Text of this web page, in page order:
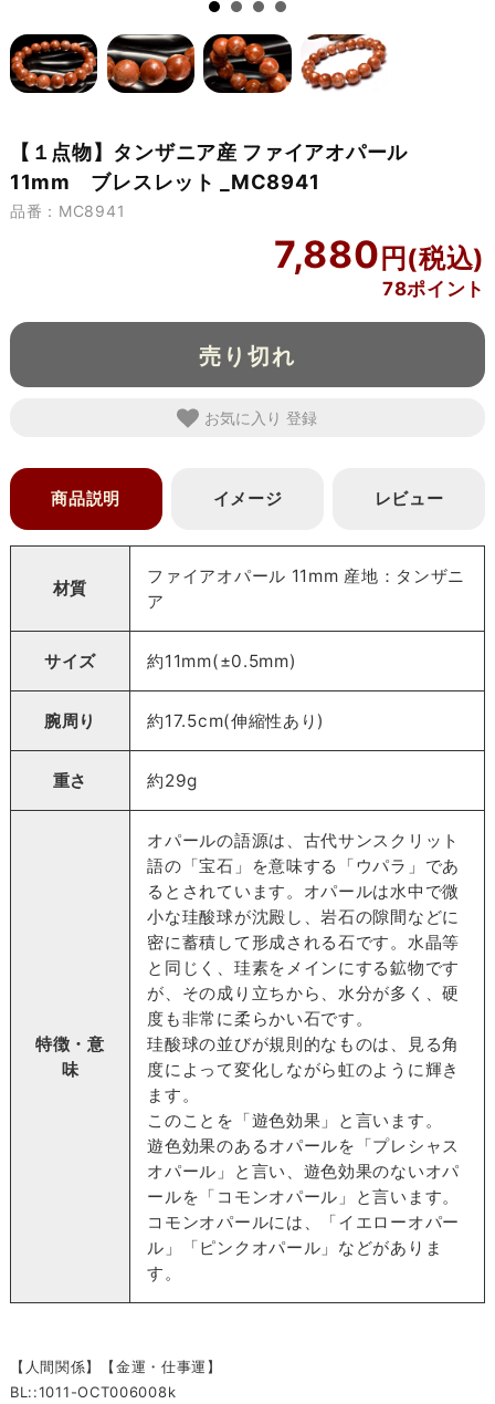
【１点物】タンザニア産 ファイアオパール
11mm ブレスレット _MC8941
品番：MC8941
7,880
78ポイント
売り切れ
お気に入り
商品説明 イメージ レビュー
材質
ファイアオパール 11mm 産地：タンザニ
ア
サイズ 約11mm(±0.5mm)
腕周り 約17.5cm(伸縮性あり)
重さ 約29g
特徴・意
味
オパールの語源は、古代サンスクリット
語の「宝石」を意味する「ウパラ」であ
るとされています。オパールは水中で微
小な珪酸球が沈殿し、岩石の隙間などに
密に蓄積して形成される石です。水晶等
と同じく、珪素をメインにする鉱物です
が、その成り立ちから、水分が多く、硬
度も非常に柔らかい石です。
珪酸球の並びが規則的なものは、見る角
度によって変化しながら虹のように輝き
ます。
このことを「遊色効果」と言います。
遊色効果のあるオパールを「プレシャス
オパール」と言い、遊色効果のないオパ
ールを「コモンオパール」と言います。
コモンオパールには、「イエローオパー
ル」「ピンクオパール」などがありま
す。
【人間関係】【金運・仕事運】
BL::1011-OCT006008k